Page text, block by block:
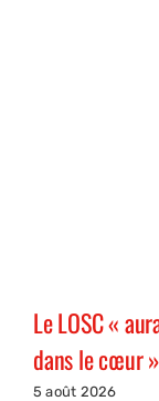
Le LOSC «
dans le cœur
5 août 2026